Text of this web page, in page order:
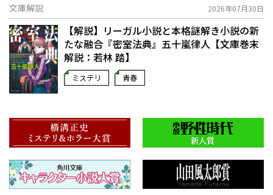
文庫解説 2026年07月30日
【解説】リーガル小説と本格謎解き小説の新
たな融合――『密室法典』五十嵐律人【文庫巻末
解説：若林 踏】
ミステリ 青春